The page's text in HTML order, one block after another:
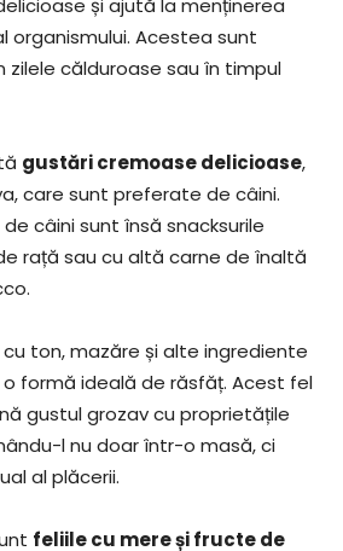
și ajută la menținerea
organismului. Acestea sunt
zilele călduroase sau în timpul
gustări cremoase delicioase,
care sunt preferate de câini.
câini sunt însă snacksurile
rață sau cu altă carne de înaltă
ton, mazăre și alte ingrediente
formă ideală de răsfăț. Acest fel
gustul grozav cu proprietățile
l nu doar într-o masă, ci
al plăcerii.
feliile cu mere și fructe de